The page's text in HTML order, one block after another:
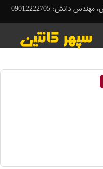
دانش: 09012222705